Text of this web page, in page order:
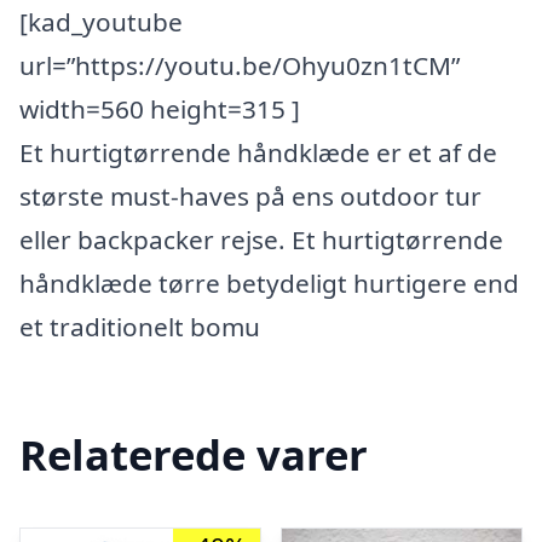
[kad_youtube
url=”https://youtu.be/Ohyu0zn1tCM”
width=560 height=315 ]
Et hurtigtørrende håndklæde er et af de
største must-haves på ens outdoor tur
eller backpacker rejse. Et hurtigtørrende
håndklæde tørre betydeligt hurtigere end
et traditionelt bomu
Relaterede varer